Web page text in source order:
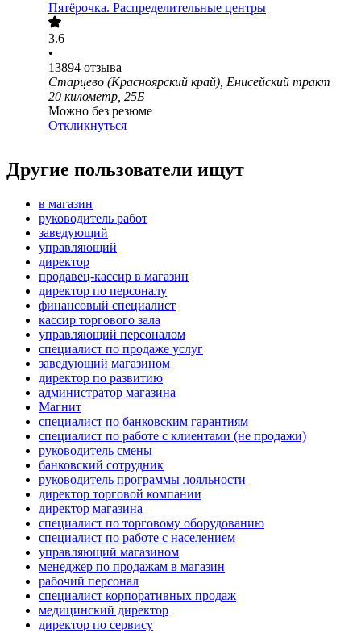
Пятёрочка. Распределительные центры
3.6
•
13894 отзыва
Старцево (Красноярский край), Енисейский тракт
20 километр, 25Б
Можно без резюме
Откликнуться
Другие пользователи ищут
в магазин
руководитель работ
заведующий
управляющий
директор
продавец-кассир в магазин
директор по персоналу
финансовый специалист
кассир торгового зала
управляющий персоналом
специалист по продаже услуг
заведующий магазином
директор по развитию
администратор магазина
Магнит
специалист по банковским гарантиям
специалист по работе с клиентами (не продажи)
руководитель смены
банковский сотрудник
руководитель программы лояльности
директор торговой компании
директор магазина
специалист по торговому оборудованию
специалист по работе с населением
управляющий магазином
менеджер по продажам в магазин
рабочий персонал
специалист корпоративных продаж
медицинский директор
директор по сервису